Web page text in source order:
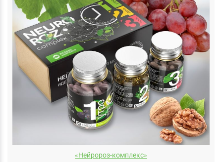
«Нейророз-комплекс»